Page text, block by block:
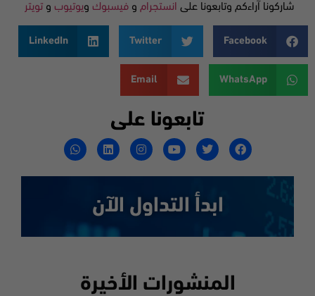
شاركونا آراءكم وتابعونا على انستجرام و فيسبوك ويوتيوب و تويتر
Facebook
Twitter
LinkedIn
WhatsApp
Email
تابعونا على
ابدأ التداول الآن
المنشورات الأخيرة